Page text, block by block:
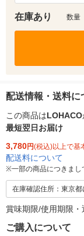
在庫あり 数量
配送情報・送料に
この商品はLOHACO
最短翌日お届け
3,780円(税込)以上で基
配送料について
※一部の商品につきまし
在庫確認住所：東京都
賞味期限/使用期限・
ご購入について